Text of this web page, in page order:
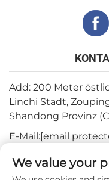
Add: 200 Meter
Linchi Stadt,
Shandong Provinz
E-Mail:[email
Tel.: +82-3180427370
Telefon:+86-
We value your